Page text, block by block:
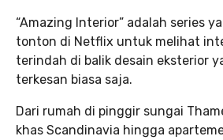
“Amazing Interior” adalah series
tonton di Netflix untuk melihat
terindah di balik desain eksterior
terkesan biasa saja.
Dari rumah di pinggir sungai
khas Scandinavia hingga